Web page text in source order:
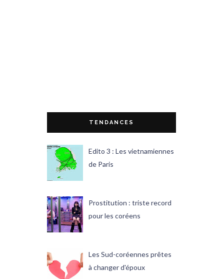
TENDANCES
Edito 3 : Les vietnamiennes
de Paris
Prostitution : triste record
pour les coréens
Les Sud-coréennes prêtes
à changer d'époux